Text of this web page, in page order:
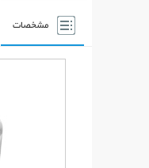
مشخصات